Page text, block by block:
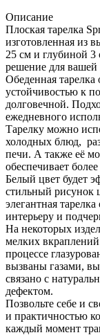
Описание
Плоская тарелка
изготовленная из
25 см и глубиной
решение для вашей
Обеденная
устойчивостью к
долговечной.
ежедневного
Тарелку можно
холодных блюд,
печи. А также её
обеспечивает
Белый цвет будет
стильный рисунок
элегантная
интерьеру и
На некоторых
мелких
процессе
вызваны газами,
связано с
дефектом.
Позвольте себе и
и практичностью
каждый момент